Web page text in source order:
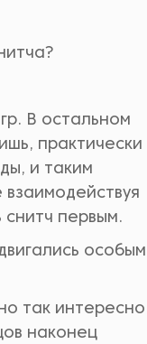
В остальном
практически
и таким
снитч первым.
особым
так интересно
наконец